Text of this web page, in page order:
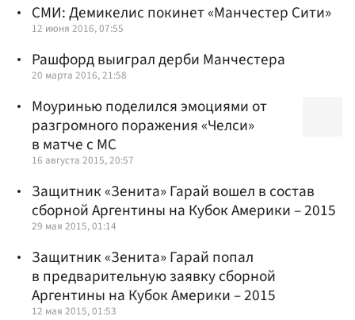
СМИ: Демикелис покинет «Манчестер Сити»
12 июня 2016, 07:55
Рашфорд выиграл дерби Манчестера
20 марта 2016, 21:58
Моуринью поделился эмоциями от
разгромного поражения «Челси»
в матче с МС
16 августа 2015, 20:57
Защитник «Зенита» Гарай вошел в состав
сборной Аргентины на Кубок Америки – 2015
29 мая 2015, 01:14
Защитник «Зенита» Гарай попал
в предварительную заявку сборной
Аргентины на Кубок Америки – 2015
12 мая 2015, 01:53